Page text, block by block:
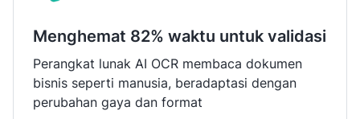
Menghemat 82% waktu untuk validasi
Perangkat lunak AI OCR membaca dokumen
bisnis seperti manusia, beradaptasi dengan
perubahan gaya dan format